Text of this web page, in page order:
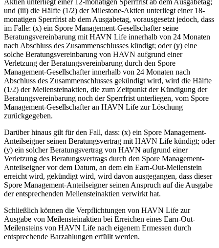
und (iii) die Hälfte (1/2) der Milestone-Aktien unterliegt einer 18-
monatigen Sperrfrist ab dem Ausgabetag, vorausgesetzt jedoch, dass
im Falle: (x) ein Spore Management-Gesellschafter seine
Beratungsvereinbarung mit HAVN Life innerhalb von 24 Monaten
nach Abschluss des Zusammenschlusses kündigt; oder (y) eine
solche Beratungsvereinbarung von HAVN aufgrund einer
Verletzung der Beratungsvereinbarung durch den Spore
Management-Gesellschafter innerhalb von 24 Monaten nach
Abschluss des Zusammenschlusses gekündigt wird, wird die Hälfte
(1/2) der Meilensteinaktien, die zum Zeitpunkt der Kündigung der
Beratungsvereinbarung noch der Sperrfrist unterliegen, vom Spore
Management-Gesellschafter an HAVN Life zur Löschung
zurückgegeben.
Darüber hinaus gilt für den Fall, dass: (x) ein Spore Management-
Anteilseigner seinen Beratungsvertrag mit HAVN Life kündigt; oder
(y) ein solcher Beratungsvertrag von HAVN aufgrund einer
Verletzung des Beratungsvertrags durch den Spore Management-
Anteilseigner vor dem Datum, an dem ein Earn-Out-Meilenstein
erreicht wird, gekündigt wird, wird davon ausgegangen, dass dieser
Spore Management-Anteilseigner seinen Anspruch auf die Ausgabe
der entsprechenden Meilensteinaktien verwirkt hat.
Schließlich können die Verpflichtungen von HAVN Life zur
Ausgabe von Meilensteinaktien bei Erreichen eines Earn-Out-
Meilensteins von HAVN Life nach eigenem Ermessen durch
entsprechende Barzahlungen erfüllt werden.